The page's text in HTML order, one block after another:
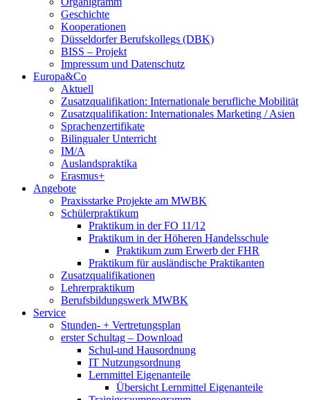
Geschichte
Kooperationen
Düsseldorfer Berufskollegs (DBK)
BISS – Projekt
Impressum und Datenschutz
Europa&Co
Aktuell
Zusatzqualifikation: Internationale berufliche Mobilität
Zusatzqualifikation: Internationales Marketing / Asien
Sprachenzertifikate
Bilingualer Unterricht
IM/A
Auslandspraktika
Erasmus+
Angebote
Praxisstarke Projekte am MWBK
Schülerpraktikum
Praktikum in der FO 11/12
Praktikum in der Höheren Handelsschule
Praktikum zum Erwerb der FHR
Praktikum für ausländische Praktikanten
Zusatzqualifikationen
Lehrerpraktikum
Berufsbildungswerk MWBK
Service
Stunden- + Vertretungsplan
erster Schultag – Download
Schul-und Hausordnung
IT Nutzungsordnung
Lernmittel Eigenanteile
Übersicht Lernmittel Eigenanteile